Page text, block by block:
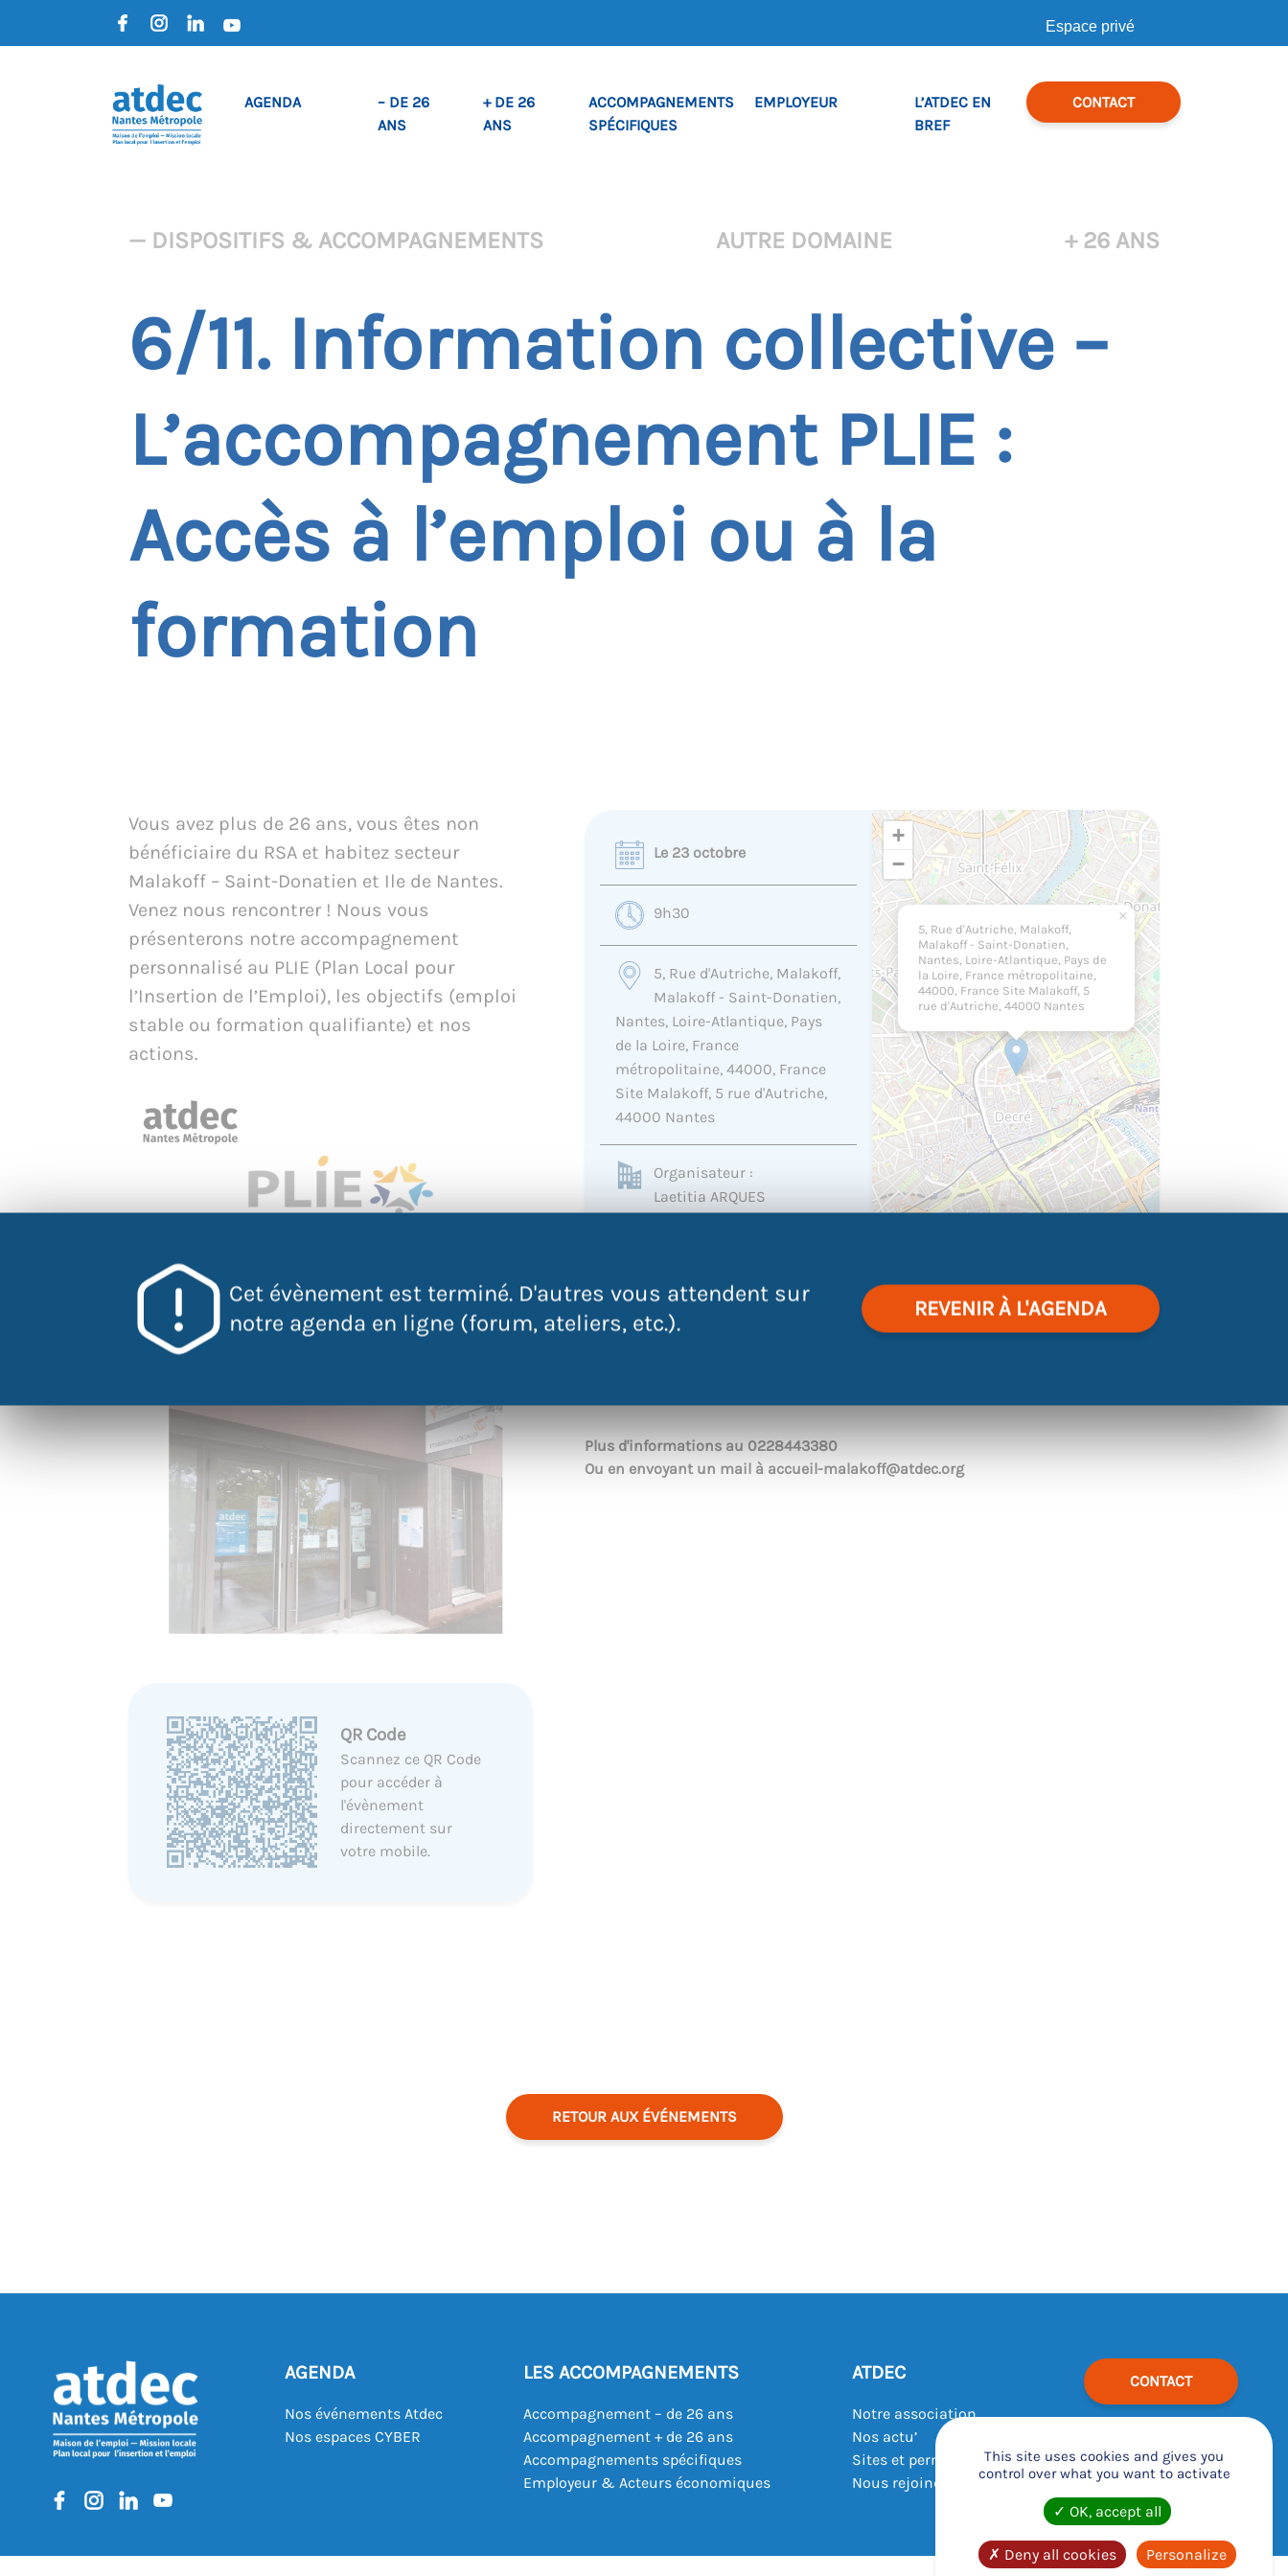
Espace privé
AGENDA
– DE 26
ANS
+ DE 26
ANS
ACCOMPAGNEMENTS
SPÉCIFIQUES
EMPLOYEUR
L’ATDEC EN
BREF
CONTACT
Cet évènement est terminé. D'autres vous attendent sur
notre agenda en ligne (forum, ateliers, etc.).
REVENIR À L'AGENDA
— DISPOSITIFS & ACCOMPAGNEMENTS AUTRE DOMAINE + 26 ANS
6/11. Information collective –
L’accompagnement PLIE :
Accès à l’emploi ou à la
formation
Vous avez plus de 26 ans, vous êtes non
bénéficiaire du RSA et habitez secteur
Malakoff – Saint-Donatien et Ile de Nantes.
Venez nous rencontrer ! Nous vous
présenterons notre accompagnement
personnalisé au PLIE (Plan Local pour
l’Insertion de l’Emploi), les objectifs (emploi
stable ou formation qualifiante) et nos
actions.
QR Code
Scannez ce QR Code
pour accéder à
l'évènement
directement sur
votre mobile.
Le 23 octobre
9h30
5, Rue d'Autriche, Malakoff,
Malakoff - Saint-Donatien,
Nantes, Loire-Atlantique, Pays
de la Loire, France
métropolitaine, 44000, France
Site Malakoff, 5 rue d'Autriche,
44000 Nantes
Organisateur :
Laetitia ARQUES
malakoff@atdec.org
5, Rue d'Autriche, Malakoff,
Malakoff - Saint-Donatien,
Nantes, Loire-Atlantique, Pays de
la Loire, France métropolitaine,
44000, France Site Malakoff, 5
rue d'Autriche, 44000 Nantes
×
+
−
Leaflet |©OpenStreetMapcontributors
Plus d'informations au 0228443380
Ou en envoyant un mail à accueil-malakoff@atdec.org
RETOUR AUX ÉVÉNEMENTS
AGENDA
Nos événements Atdec
Nos espaces CYBER
LES ACCOMPAGNEMENTS
Accompagnement – de 26 ans
Accompagnement + de 26 ans
Accompagnements spécifiques
Employeur & Acteurs économiques
ATDEC
Notre association
Nos actu’
Sites et permanences
Nous rejoindre
CONTACT
This site uses cookies and gives you
control over what you want to activate
OK, accept all
Deny all cookies Personalize